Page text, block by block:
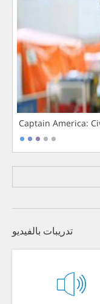
Captain America:
تدريبات بالفيديو